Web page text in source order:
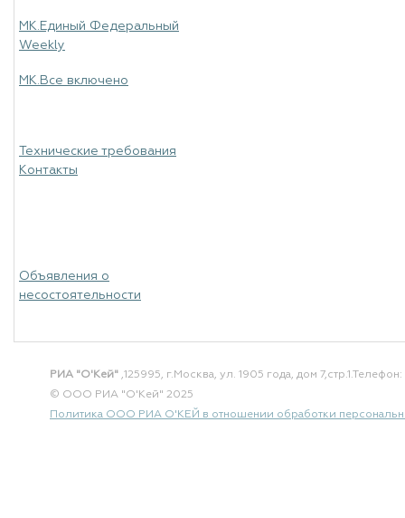
МК.Единый Федеральный
Weekly
МК.Все включено
Технические требования
Контакты
Объявления о
несостоятельности
РИА "О'Кей" ,125995, г.Москва, ул. 1905 года, дом 7,стр.1.Телефон:
© ООО РИА "О'Кей" 2025
Политика ООО РИА О'КЕЙ в отношении обработки